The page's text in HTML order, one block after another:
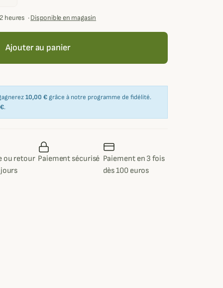
heures ·Disponible en magasin
Ajouter au panier
10,00 € grâce à notre programme de fidélité.
.
ou retour Paiement sécurisé Paiement en 3 fois
dès 100 euros